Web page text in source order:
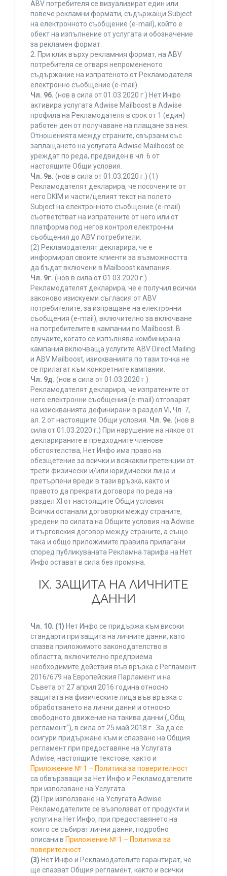
ABV потребителя се визуализират един или
повече рекламни формати, съдържащи Subject
на електронното съобщение (e-mail), който е
обект на изпълнение от услугата и обозначение
за рекламен формат.
2. При клик върху рекламния формат, на ABV
потребителя се отваря непромененото
съдържание на изпратеното от Рекламодателя
електронно съобщение (e-mail).
Чл. 9б. (нов в сила от 01.03.2020 г.) Нет Инфо
активира услугата Adwise Mailboost в Adwise
профила на Рекламодателя в срок от 1 (един)
работен ден от получаване на плащане за нея.
Отношенията между страните, свързани със
заплащането на услугата Adwise Mailboost се
уреждат по реда, предвиден в чл. 6 от
настоящите Общи условия.
Чл. 9в. (нов в сила от 01.03.2020 г.) (1)
Рекламодателят декларира, че посочените от
него DKIM и части/целият текст на полето
Subject на електронното съобщение (e-mail)
съответстват на изпратените от него или от
платформа под негов контрол електронни
съобщения до ABV потребители.
(2) Рекламодателят декларира, че е
информирал своите клиенти за възможността
да бъдат включени в Mailboost кампания.
Чл. 9г. (нов в сила от 01.03.2020 г.)
Рекламодателят декларира, че е получил всички
законово изискуеми съгласия от ABV
потребителите, за изпращане на електронни
съобщения (e-mail), включително за включване
на потребителите в кампании по Mailboost. В
случаите, когато се изпълнява комбинирана
кампания включваща услугите ABV Direct Mailing
и ABV Mailboost, изискванията по тази точка не
се прилагат към конкретните кампании.
Чл. 9д. (нов в сила от 01.03.2020 г.)
Рекламодателят декларира, че изпратените от
него електронни съобщения (e-mail) отговарят
на изискванията дефинирани в раздел VI, Чл. 7,
ал. 2 от настоящите Общи условия. Чл. 9е. (нов в
сила от 01.03.2020 г.) При нарушение на някое от
декларираните в предходните членове
обстоятелства, Нет Инфо има право на
обезщетение за всички и всякакви претенции от
трети физически и/или юридически лица и
претърпени вреди в тази връзка, както и
правото да прекрати договора по реда на
раздел XI от настоящите Общи условия.
Всички останали договорки между страните,
уредени по силата на Общите условия на Adwise
и търговския договор между страните, а също
така и общо приложимите правила прилагани
според публикуваната Рекламна тарифа на Нет
Инфо остават в сила без промяна.
IХ. ЗАЩИТА НА ЛИЧНИТЕ
ДАННИ
Чл. 10. (1) Нет Инфо се придържа към високи
стандарти при защита на личните данни, като
спазва приложимото законодателство в
областта, включително предприема
необходимите действия във връзка с Регламент
2016/679 на Европейския Парламент и на
Съвета от 27 април 2016 година относно
защитата на физическите лица във връзка с
обработването на лични данни и относно
свободното движение на такива данни („Общ
регламент“), в сила от 25 май 2018 г.. За да се
осигури придържане към и спазване на Общия
регламент при предоставяне на Услугата
Adwise, настоящите текстове, както и
Приложение № 1 – Политика за поверителност
са обвързващи за Нет Инфо и Рекламодателите
при използване на Услугата.
(2) При използване на Услугата Adwise
Рекламодателите се възползват от продукти и
услуги на Нет Инфо, при предоставянето на
които се събират лични данни, подробно
описани в Приложение № 1 – Политика за
поверителност.
(3) Нет Инфо и Рекламодателите гарантират, че
ще спазват Общия регламент, както и всички